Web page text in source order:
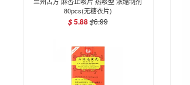
80pcs(无糖衣片)
$5.88$6.99